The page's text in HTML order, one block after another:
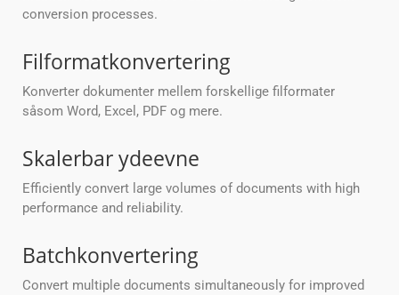
conversion processes.
Filformatkonvertering
Konverter dokumenter mellem forskellige filformater
såsom Word, Excel, PDF og mere.
Skalerbar ydeevne
Efficiently convert large volumes of documents with high
performance and reliability.
Batchkonvertering
Convert multiple documents simultaneously for improved